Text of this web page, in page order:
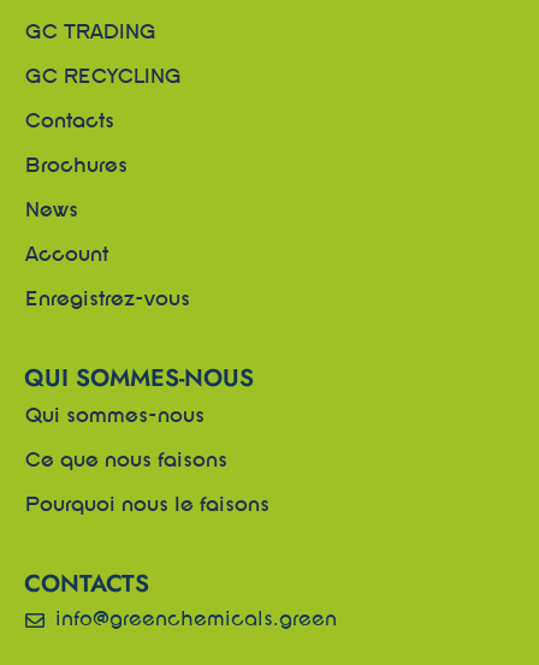
GC TRADING
GC RECYCLING
Contacts
Brochures
News
Account
Enregistrez-vous
QUI SOMMES-NOUS
Qui sommes-nous
Ce que nous faisons
Pourquoi nous le faisons
CONTACTS
info@greenchemicals.green